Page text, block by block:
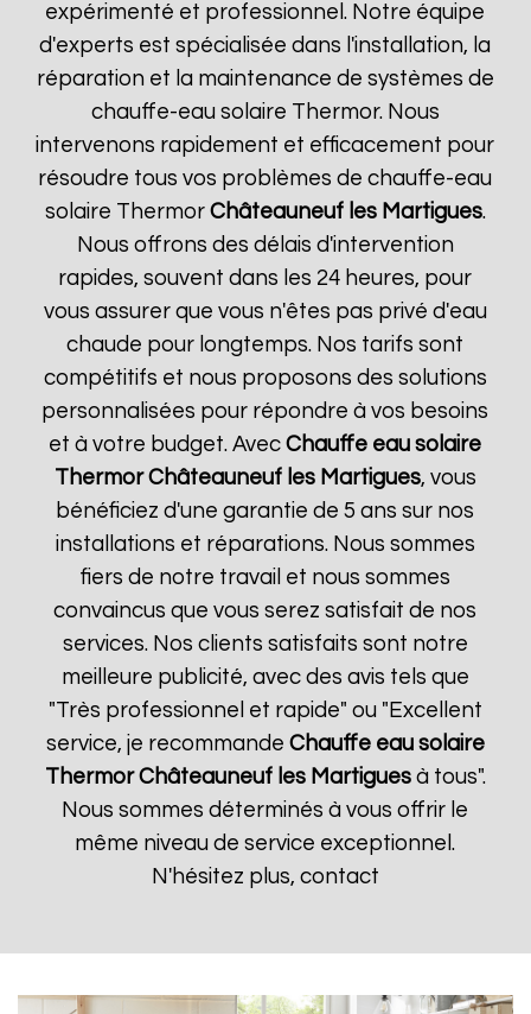
expérimenté et professionnel. Notre équipe
d'experts est spécialisée dans l'installation, la
réparation et la maintenance de systèmes de
chauffe-eau solaire Thermor. Nous
intervenons rapidement et efficacement pour
résoudre tous vos problèmes de chauffe-eau
solaire Thermor Châteauneuf les Martigues.
Nous offrons des délais d'intervention
rapides, souvent dans les 24 heures, pour
vous assurer que vous n'êtes pas privé d'eau
chaude pour longtemps. Nos tarifs sont
compétitifs et nous proposons des solutions
personnalisées pour répondre à vos besoins
et à votre budget. AvecChauffe eau solaire
Thermor Châteauneuf les Martigues, vous
bénéficiez d'une garantie de 5 ans sur nos
installations et réparations. Nous sommes
fiers de notre travail et nous sommes
convaincus que vous serez satisfait de nos
services. Nos clients satisfaits sont notre
meilleure publicité, avec des avis tels que
"Très professionnel et rapide" ou "Excellent
service, je recommande Chauffe eau solaire
Thermor Châteauneuf les Martiguesà tous".
Nous sommes déterminés à vous offrir le
même niveau de service exceptionnel.
N'hésitez plus, contact